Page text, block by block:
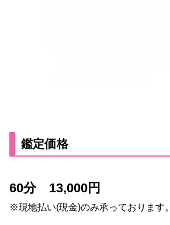
鑑定価格
60分 13,000円
※現地払い(現金)のみ承っております。